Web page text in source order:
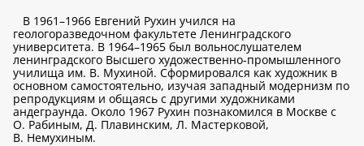
В 1961–1966 Евгений Рухин учился на
геологоразведочном факультете Ленинградского
университета. В 1964–1965 был вольнослушателем
ленинградского Высшего художественно-промышленного
училища им. В. Мухиной. Сформировался как художник в
основном самостоятельно, изучая западный модернизм по
репродукциям и общаясь с другими художниками
андеграунда. Около 1967 Рухин познакомился в Москве с
О. Рабиным, Д. Плавинским, Л. Мастерковой,
В. Немухиным.